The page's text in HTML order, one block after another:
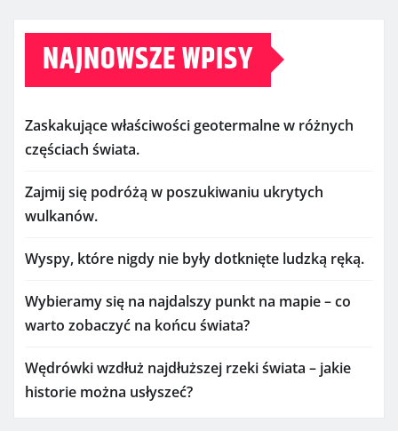
NAJNOWSZE WPISY
Zaskakujące właściwości geotermalne w różnych
częściach świata.
Zajmij się podróżą w poszukiwaniu ukrytych
wulkanów.
Wyspy, które nigdy nie były dotknięte ludzką ręką.
Wybieramy się na najdalszy punkt na mapie – co
warto zobaczyć na końcu świata?
Wędrówki wzdłuż najdłuższej rzeki świata – jakie
historie można usłyszeć?